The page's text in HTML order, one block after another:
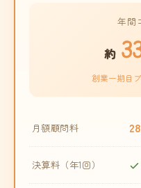
年間
約
創業一期目
月額顧問料
決算料（年1回）